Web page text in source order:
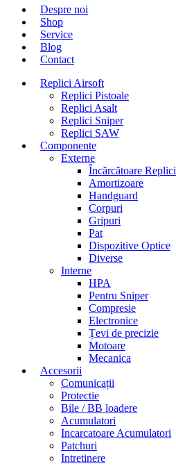
Despre noi
Shop
Service
Blog
Contact
Replici Airsoft
Replici Pistoale
Replici Asalt
Replici Sniper
Replici SAW
Componente
Externe
Încărcătoare Replici
Amortizoare
Handguard
Corpuri
Gripuri
Pat
Dispozitive Optice
Diverse
Interne
HPA
Pentru Sniper
Compresie
Electronice
Țevi de precizie
Motoare
Mecanica
Accesorii
Comunicații
Protectie
Bile / BB loadere
Acumulatori
Incarcatoare Acumulatori
Patchuri
Intretinere